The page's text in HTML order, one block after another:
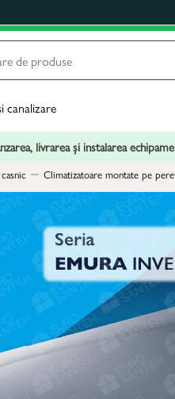
canalizare
livrarea și instalarea
Climatizatoare montate pe